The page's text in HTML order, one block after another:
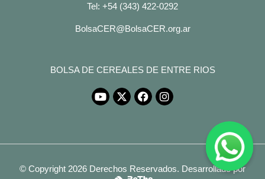
Tel: +54 (343) 422-0292
BolsaCER@BolsaCER.org.ar
BOLSA DE CEREALES DE ENTRE RIOS
© Copyright 2026 Derechos Reservados. Desarrollado por